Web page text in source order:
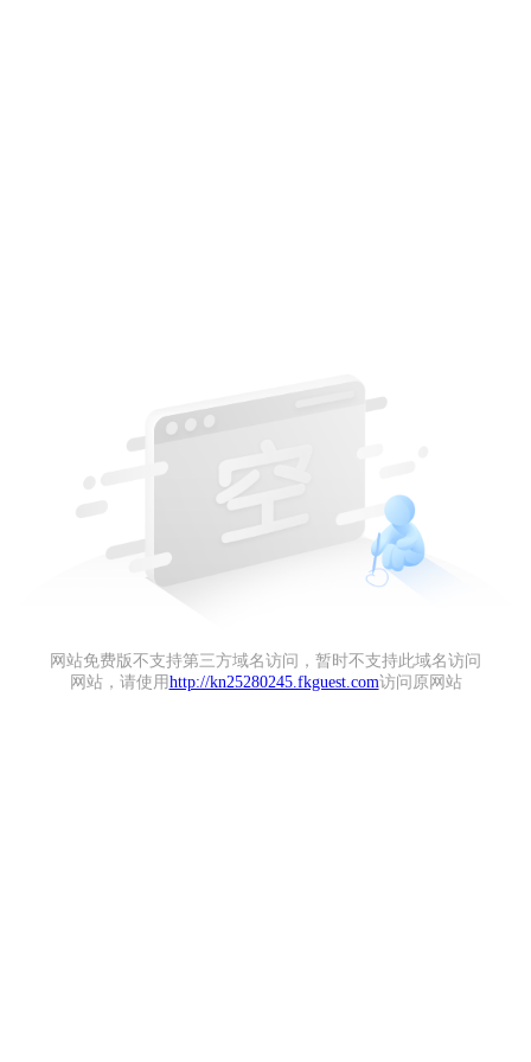
网站免费版不支持第三方域名访问，暂时不支持此域名访问
网站，请使用 http://kn25280245.fkguest.com访问原网站